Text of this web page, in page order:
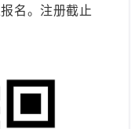
名。注册截止